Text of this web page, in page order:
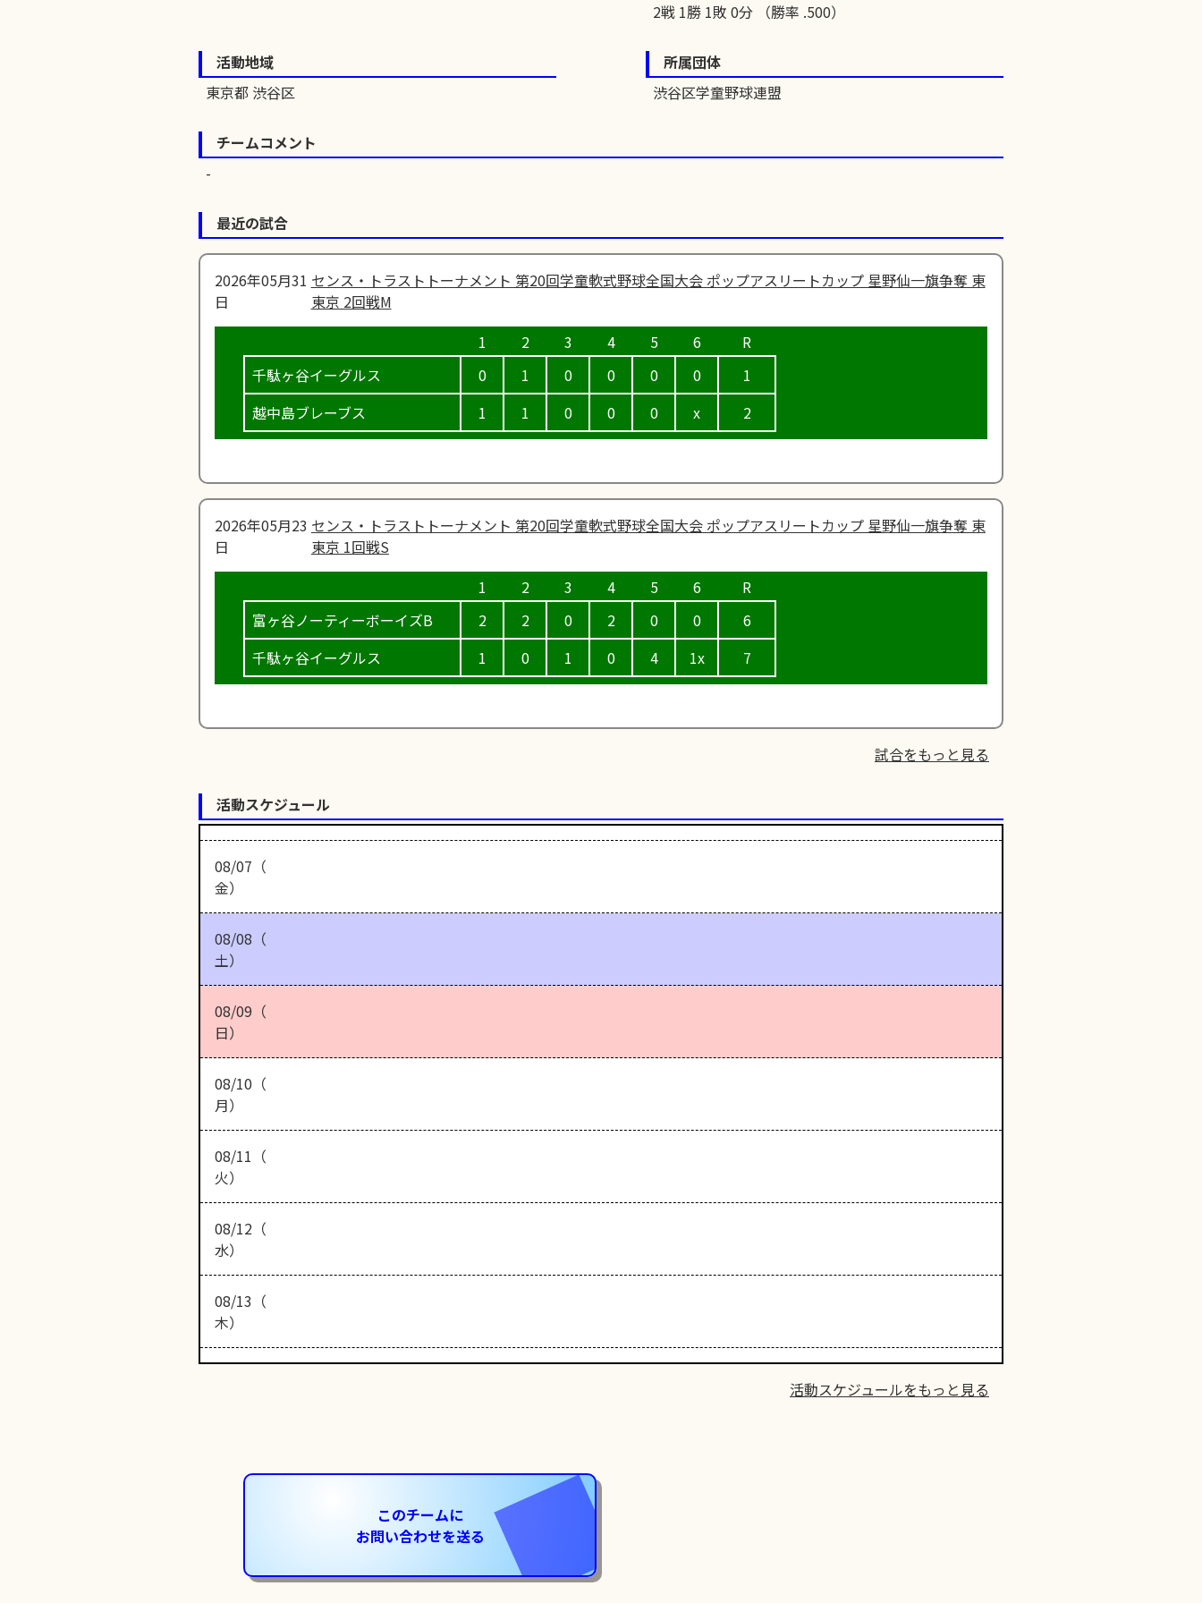
2戦 1勝 1敗 0分 （勝率 .500）
活動地域
東京都 渋谷区
所属団体
渋谷区学童野球連盟
チームコメント
最近の試合
2026年05月31
日
センス・トラストトーナメント 第20回学童軟式野球全国大会 ポップアスリートカップ 星野仙一旗争奪 東
東京 2回戦M
千駄ヶ谷イーグルス
越中島ブレーブス
0
1
1
1
0
0
0
0
0
0
0
x
1
2
2026年05月23
日
センス・トラストトーナメント 第20回学童軟式野球全国大会 ポップアスリートカップ 星野仙一旗争奪 東
東京 1回戦S
富ヶ谷ノーティーボーイズB
千駄ヶ谷イーグルス
2
1
2
0
0
1
2
0
0
4
0
1x
6
7
試合をもっと見る
活動スケジュール
08/07（
金）
08/08（
土）
08/09（
日）
08/10（
月）
08/11（
火）
08/12（
水）
08/13（
木）
活動スケジュールをもっと見る
このチームに
お問い合わせを送る